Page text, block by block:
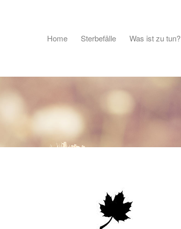
Home Sterbefälle Was ist zu tun?